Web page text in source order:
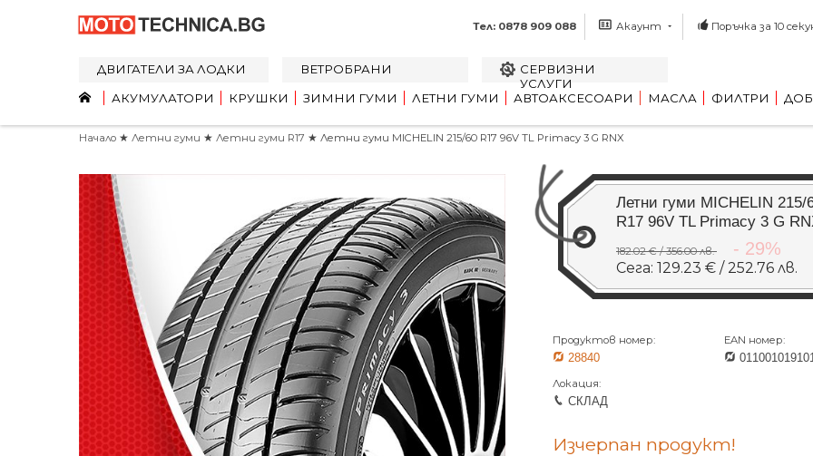
Тел: 0878 909 088 Акаунт Поръчка за 10
ДВИГАТЕЛИ ЗА ЛОДКИ ВЕТРОБРАНИ
СЕРВИЗНИ
УСЛУГИ
АКУМУЛАТОРИ
КРУШКИ ЗИМНИ ГУМИ ЛЕТНИ ГУМИ АВТОАКСЕСОАРИ МАСЛА ФИЛТРИ
Начало ★ Летни гуми ★ Летни гуми R17 ★ Летни гуми MICHELIN 215/60 R17 96V TL Primacy 3 G RNX
Летни гуми MICHELIN 215/
R17 96V TL Primacy 3 G
182.02 € / 356.00 лв. - 29%
Сега: 129.23 € / 252.76 лв.
Продуктов номер:
28840
EAN номер:
Локация:
СКЛАД
Изчерпан продукт!